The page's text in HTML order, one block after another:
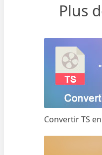
Plus
Convertir TS